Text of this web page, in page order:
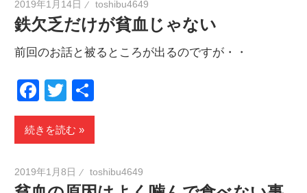
2019年1月14日 toshibu4649
鉄欠乏だけが貧血じゃない
前回のお話と被るところが出るのですが・・
Facebook
Twitter
有
続きを読む
2019年1月8日 toshibu4649